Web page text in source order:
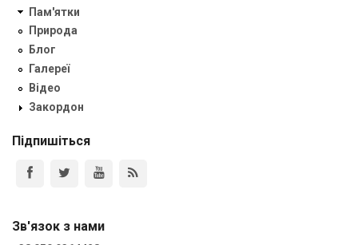
Пам'ятки
Природа
Блог
Галереї
Відео
Закордон
Підпишіться
Зв'язок з нами